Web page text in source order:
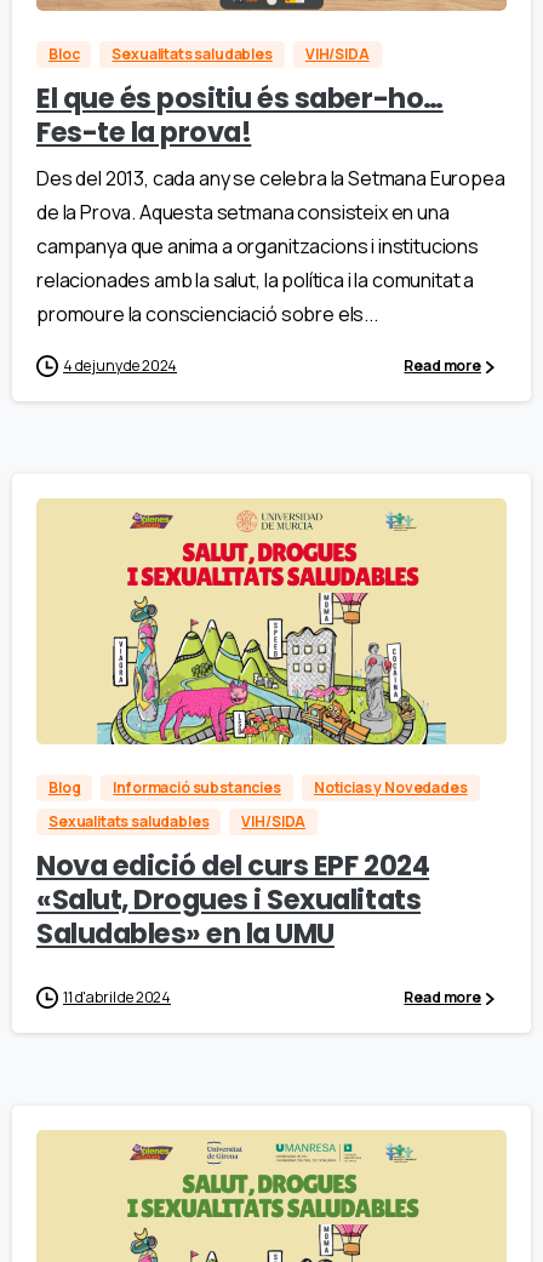
Bloc Sexualitats saludables VIH/SIDA
El que és positiu és saber-ho…
Fes-te la prova!
Des del 2013, cada any se celebra la Setmana Europea
de la Prova. Aquesta setmana consisteix en una
campanya que anima a organitzacions i institucions
relacionades amb la salut, la política i la comunitat a
promoure la conscienciació sobre els...
4 de juny de 2024 Read more
Blog Informació substancies
Noticias y Novedades
Sexualitats saludables
VIH/SIDA
Nova edició del curs EPF 2024
«Salut, Drogues i Sexualitats
Saludables» en la UMU
11 d'abril de 2024 Read more